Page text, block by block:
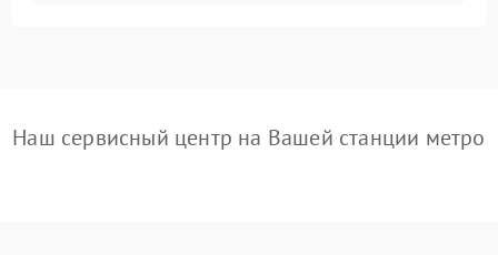
Наш сервисный центр на Вашей станции метро